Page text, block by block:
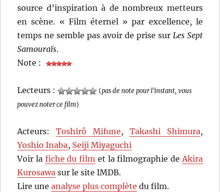
source d’inspiration à de nombreux metteurs
en scène. « Film éternel » par excellence, le
temps ne semble pas avoir de prise sur Les Sept
Samouraïs.
Note :
Lecteurs : (pas de note pour l'instant, vous
pouvez noter ce film)
Acteurs:Toshirô Mifune, Takashi Shimura,
Yoshio Inaba, Seiji Miyaguchi
Voir la fiche du film et la filmographie deAkira
Kurosawa sur le site IMDB.
Lire uneanalyse plus complète du film.